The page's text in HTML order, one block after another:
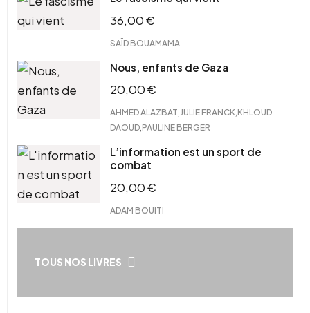
36,00€
SAÏD BOUAMAMA
Nous, enfants de Gaza
20,00€
AHMED ALAZBAT,JULIE FRANCK,KHLOUD
DAOUD,PAULINE BERGER
L’information est un sport de
combat
20,00€
ADAM BOUITI
TOUS NOS LIVRES